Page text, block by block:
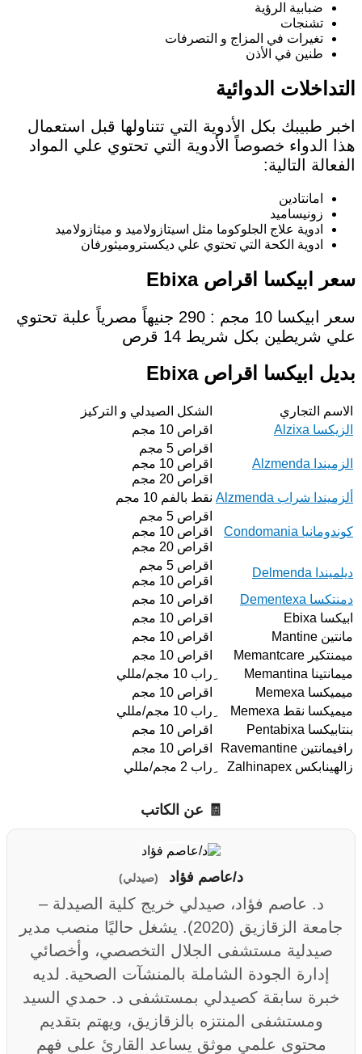
ضبابية الرؤية
تشنجات
تغيرات في المزاج و التصرفات
طنين في الأذن
التداخلات الدوائية
اخبر طبيبك بكل الأدوية التي تتناولها قبل استعمال
هذا الدواء خصوصاً الأدوية التي تحتوي علي المواد
الفعالة التالية:
امانتادين
زونيساميد
ادوية علاج الجلوكوما مثل اسيتازولاميد و ميثازولاميد
ادوية الكحة التي تحتوي علي ديكستروميثورفان
سعر ابيكسا اقراص Ebixa
سعر ابيكسا 10 مجم : 290 جنيهاً مصرياً علبة تحتوي
علي شريطين بكل شريط 14 قرص
بديل ابيكسا اقراص Ebixa
الاسم التجاري
الشكل الصيدلي و التركيز
الزيكسا Alzixa
اقراص 10 مجم
الزميندا Alzmenda
اقراص 5 مجم
اقراص 10 مجم
اقراص 20 مجم
ألزميندا شراب Alzmenda
نقط بالفم 10 مجم
كوندومانيا Condomania
اقراص 5 مجم
اقراص 10 مجم
اقراص 20 مجم
ديلميندا Delmenda
اقراص 5 مجم
اقراص 10 مجم
دمنتكسا Dementexa
اقراص 10 مجم
ابيكسا Ebixa
اقراص 10 مجم
مانتين Mantine
اقراص 10 مجم
ميمنتكير Memantcare
اقراص 10 مجم
ميمانتينا Memantina
ِراب 10 مجم/مللي
ميميكسا Memexa
اقراص 10 مجم
ميميكسا نقط Memexa
ِراب 10 مجم/مللي
بنتابيكسا Pentabixa
اقراص 10 مجم
رافيمانتين Ravemantine
اقراص 10 مجم
زالهينابكس Zalhinapex
ِراب 2 مجم/مللي
🧾 عن الكاتب
د/عاصم فؤاد (صيدلي)
د. عاصم فؤاد، صيدلي خريج كلية الصيدلة –
جامعة الزقازيق (2020). يشغل حاليًا منصب مدير
صيدلية مستشفى الجلال التخصصي، وأخصائي
إدارة الجودة الشاملة بالمنشآت الصحية. لديه
خبرة سابقة كصيدلي بمستشفى د. حمدي السيد
ومستشفى المنتزه بالزقازيق، ويهتم بتقديم
محتوى علمي موثق يساعد القارئ على فهم